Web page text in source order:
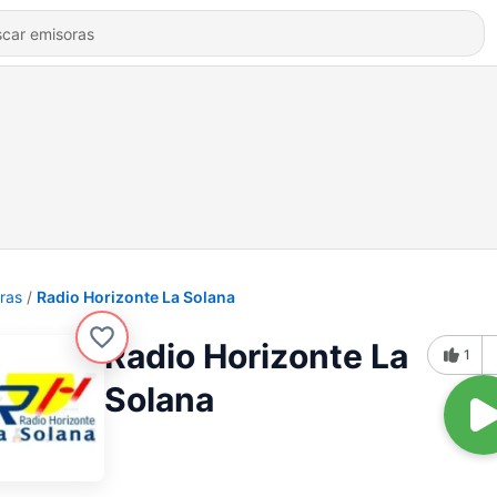
Radio Horizonte La Solana
Radio Horizonte La
Solana
1